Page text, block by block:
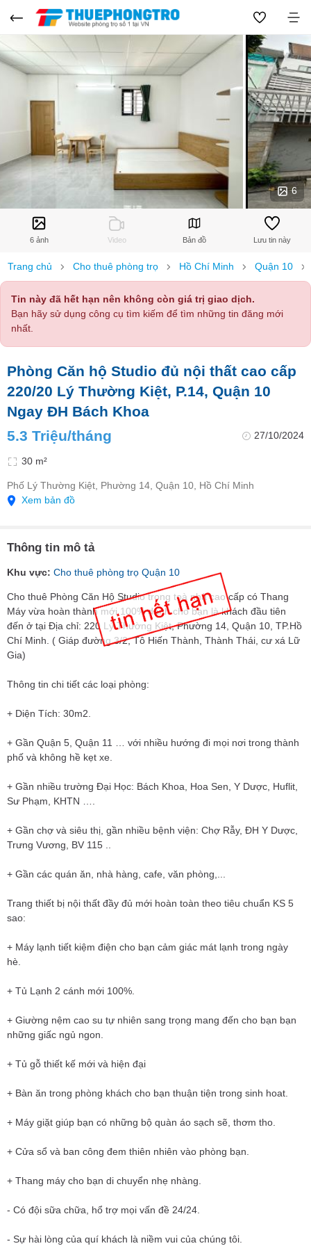
6
6 ảnh Video Bản đồ Lưu tin này
Trang chủ Cho thuê phòng trọ Hồ Chí Minh Quận 10
Tin này đã hết hạn nên không còn giá trị giao dịch.
Bạn hãy sử dụng công cụ tìm kiếm để tìm những tin đăng mới
nhất.
Phòng Căn hộ Studio đủ nội thất cao cấp
220/20 Lý Thường Kiệt, P.14, Quận 10
Ngay ĐH Bách Khoa
5.3 Triệu/tháng
27/10/2024
30 m²
Phố Lý Thường Kiệt, Phường 14, Quận 10, Hồ Chí Minh
Xem bản đồ
Thông tin mô tả
Khu vực: Cho thuê phòng trọ Quận 10
Cho thuê Phòng Căn Hộ Studio trong toà nhà cao cấp có Thang
Máy vừa hoàn thành mới 100% dành cho bạn là khách đầu tiên
đến ở tại Địa chỉ: 220 Lý Thường Kiệt, Phường 14, Quận 10, TP.Hồ
Chí Minh. ( Giáp đường 3/2, Tô Hiến Thành, Thành Thái, cư xá Lữ
Gia)
Thông tin chi tiết các loại phòng:
+ Diện Tích: 30m2.
+ Gần Quận 5, Quận 11 … với nhiều hướng đi mọi nơi trong thành
phố và không hề kẹt xe.
+ Gần nhiều trường Đại Học: Bách Khoa, Hoa Sen, Y Dược, Huflit,
Sư Phạm, KHTN ….
+ Gần chợ và siêu thị, gần nhiều bệnh viện: Chợ Rẫy, ĐH Y Dược,
Trưng Vương, BV 115 ..
+ Gần các quán ăn, nhà hàng, cafe, văn phòng,...
Trang thiết bị nội thất đầy đủ mới hoàn toàn theo tiêu chuẩn KS 5
sao:
+ Máy lạnh tiết kiệm điện cho bạn cảm giác mát lạnh trong ngày
hè.
+ Tủ Lạnh 2 cánh mới 100%.
+ Giường nệm cao su tự nhiên sang trọng mang đến cho bạn bạn
những giấc ngủ ngon.
+ Tủ gỗ thiết kế mới và hiện đại
+ Bàn ăn trong phòng khách cho bạn thuận tiện trong sinh hoat.
+ Máy giặt giúp bạn có những bộ quàn áo sạch sẽ, thơm tho.
+ Cửa sổ và ban công đem thiên nhiên vào phòng bạn.
+ Thang máy cho bạn di chuyển nhẹ nhàng.
- Có đội sữa chữa, hổ trợ mọi vấn đề 24/24.
- Sự hài lòng của quí khách là niềm vui của chúng tôi.